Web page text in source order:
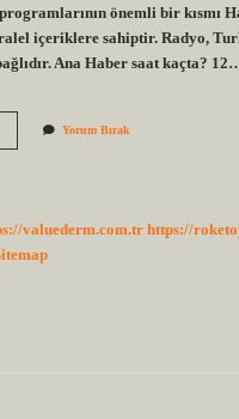
önemli bir kısmı
içeriklere sahiptir. Radyo,
Ana Haber saat kaçta?
Yorum Bırak
valuederm.com.tr https://